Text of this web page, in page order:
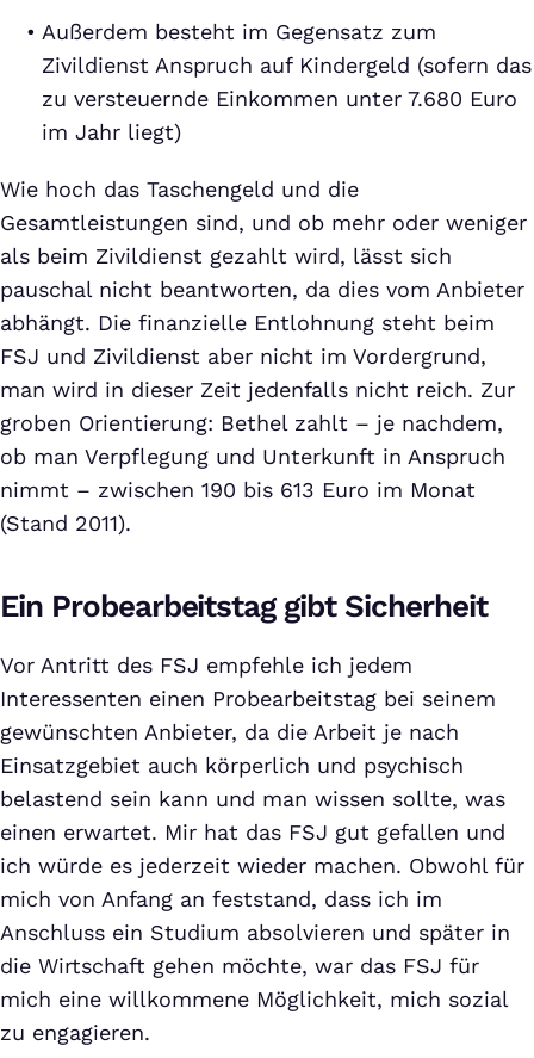
Außerdem besteht im Gegensatz zum
Zivildienst Anspruch auf Kindergeld (sofern das
zu versteuernde Einkommen unter 7.680 Euro
im Jahr liegt)
Wie hoch das Taschengeld und die
Gesamtleistungen sind, und ob mehr oder weniger
als beim Zivildienst gezahlt wird, lässt sich
pauschal nicht beantworten, da dies vom Anbieter
abhängt. Die finanzielle Entlohnung steht beim
FSJ und Zivildienst aber nicht im Vordergrund,
man wird in dieser Zeit jedenfalls nicht reich. Zur
groben Orientierung: Bethel zahlt – je nachdem,
ob man Verpflegung und Unterkunft in Anspruch
nimmt – zwischen 190 bis 613 Euro im Monat
(Stand 2011).
Ein Probearbeitstag gibt Sicherheit
Vor Antritt des FSJ empfehle ich jedem
Interessenten einen Probearbeitstag bei seinem
gewünschten Anbieter, da die Arbeit je nach
Einsatzgebiet auch körperlich und psychisch
belastend sein kann und man wissen sollte, was
einen erwartet. Mir hat das FSJ gut gefallen und
ich würde es jederzeit wieder machen. Obwohl für
mich von Anfang an feststand, dass ich im
Anschluss ein Studium absolvieren und später in
die Wirtschaft gehen möchte, war das FSJ für
mich eine willkommene Möglichkeit, mich sozial
zu engagieren.